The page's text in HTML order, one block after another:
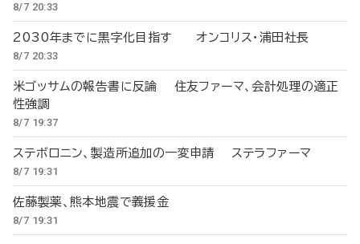
8/7 20:33
2030年までに黒字化目指す オンコリス・浦田社長
8/7 20:33
米ゴッサムの報告書に反論 住友ファーマ、会計処理の適正
性強調
8/7 19:37
ステボロニン、製造所追加の一変申請 ステラファーマ
8/7 19:31
佐藤製薬、熊本地震で義援金
8/7 19:31